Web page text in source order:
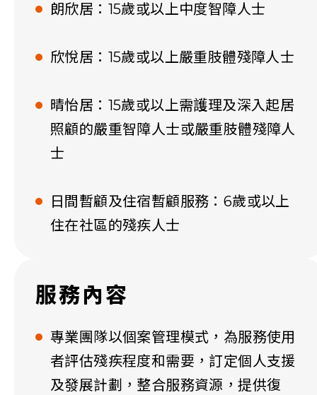
朗欣居：15歲或以上中度智障人士
欣悅居：15歲或以上嚴重肢體殘障人士
晴怡居：15歲或以上需護理及深入起居
照顧的嚴重智障人士或嚴重肢體殘障人
士
日間暫顧及住宿暫顧服務：6歲或以上
住在社區的殘疾人士
服務內容
專業團隊以個案管理模式，為服務使用
者評估殘疾程度和需要，訂定個人支援
及發展計劃，整合服務資源，提供復